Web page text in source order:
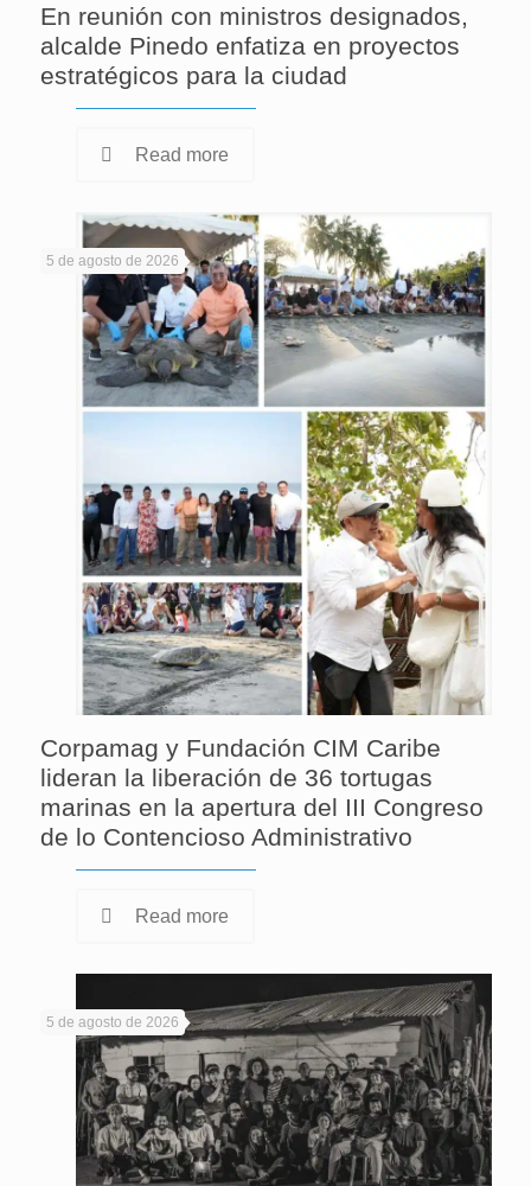
En reunión con ministros designados,
alcalde Pinedo enfatiza en proyectos
estratégicos para la ciudad
Read more
5 de agosto de 2026
Corpamag y Fundación CIM Caribe
lideran la liberación de 36 tortugas
marinas en la apertura del III Congreso
de lo Contencioso Administrativo
Read more
5 de agosto de 2026